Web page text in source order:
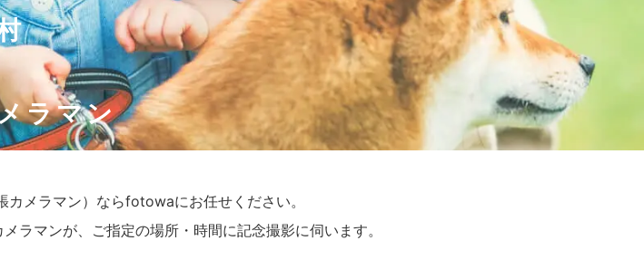
ラマン
カメラマン）ならfotowaにお任せください。
ラマンが、ご指定の場所・時間に記念撮影に伺います。